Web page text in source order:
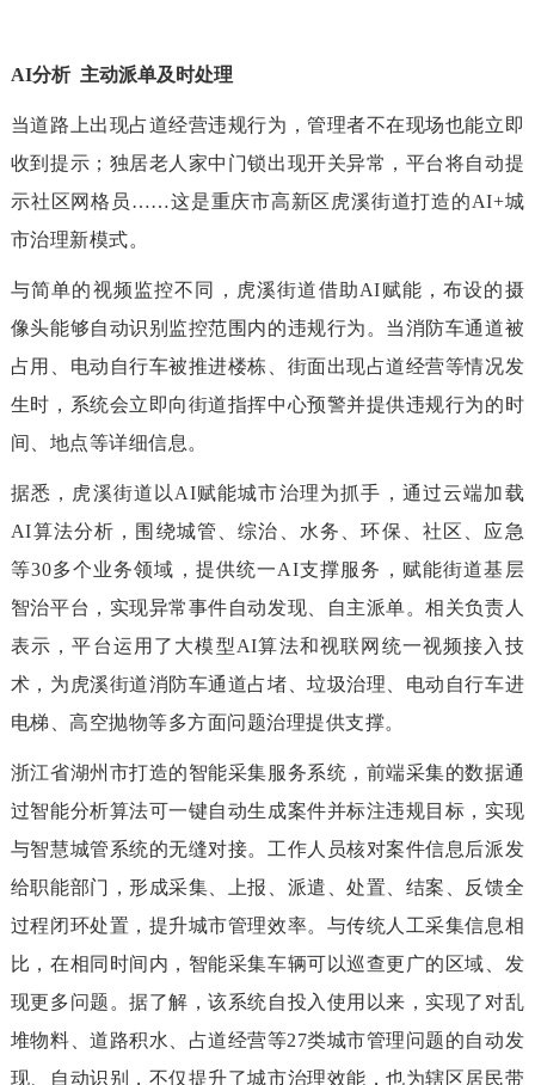
AI分析 主动派单及时处理
当道路上出现占道经营违规行为，管理者不在现场也能立即
收到提示；独居老人家中门锁出现开关异常，平台将自动提
示社区网格员……这是重庆市高新区虎溪街道打造的AI+城
市治理新模式。
与简单的视频监控不同，虎溪街道借助AI赋能，布设的摄
像头能够自动识别监控范围内的违规行为。当消防车通道被
占用、电动自行车被推进楼栋、街面出现占道经营等情况发
生时，系统会立即向街道指挥中心预警并提供违规行为的时
间、地点等详细信息。
据悉，虎溪街道以AI赋能城市治理为抓手，通过云端加载
AI算法分析，围绕城管、综治、水务、环保、社区、应急
等30多个业务领域，提供统一AI支撑服务，赋能街道基层
智治平台，实现异常事件自动发现、自主派单。相关负责人
表示，平台运用了大模型AI算法和视联网统一视频接入技
术，为虎溪街道消防车通道占堵、垃圾治理、电动自行车进
电梯、高空抛物等多方面问题治理提供支撑。
浙江省湖州市打造的智能采集服务系统，前端采集的数据通
过智能分析算法可一键自动生成案件并标注违规目标，实现
与智慧城管系统的无缝对接。工作人员核对案件信息后派发
给职能部门，形成采集、上报、派遣、处置、结案、反馈全
过程闭环处置，提升城市管理效率。与传统人工采集信息相
比，在相同时间内，智能采集车辆可以巡查更广的区域、发
现更多问题。据了解，该系统自投入使用以来，实现了对乱
堆物料、道路积水、占道经营等27类城市管理问题的自动发
现、自动识别，不仅提升了城市治理效能，也为辖区居民带